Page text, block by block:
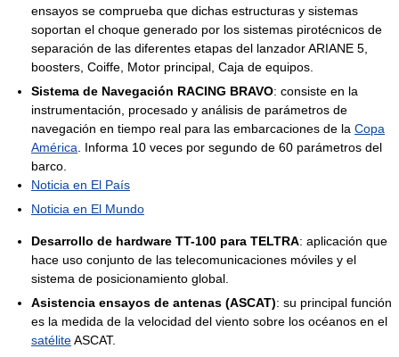
ensayos se comprueba que dichas estructuras y sistemas
soportan el choque generado por los sistemas pirotécnicos de
separación de las diferentes etapas del lanzador ARIANE 5,
boosters, Coiffe, Motor principal, Caja de equipos.
Sistema de Navegación RACING BRAVO: consiste en la
instrumentación, procesado y análisis de parámetros de
navegación en tiempo real para las embarcaciones de la Copa
América . Informa 10 veces por segundo de 60 parámetros del
barco.
Noticia en El País
Noticia en El Mundo
Desarrollo de hardware TT-100 para TELTRA: aplicación que
hace uso conjunto de las telecomunicaciones móviles y el
sistema de posicionamiento global.
Asistencia ensayos de antenas (ASCAT): su principal función
es la medida de la velocidad del viento sobre los océanos en el
satéliteASCAT.